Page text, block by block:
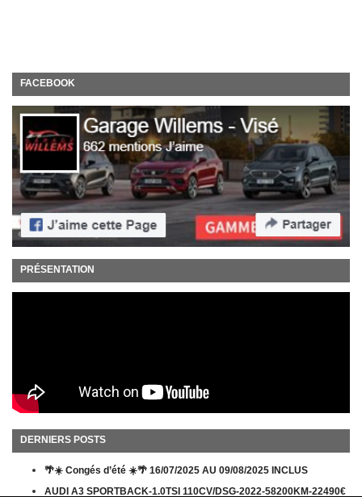
FACEBOOK
PRÉSENTATION
DERNIERS POSTS
🌴☀️ Congés d’été ☀️🌴 16/07/2025 AU 09/08/2025 INCLUS
AUDI A3 SPORTBACK-1.0TSI 110CV/DSG-2022-58200KM-22490€